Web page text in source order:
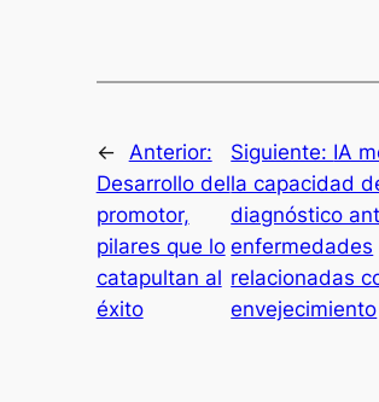
← Anterior:
Desarrollo del
promotor,
pilares que lo
catapultan al
éxito
Siguiente: IA
la capacidad
diagnóstico
enfermedades
relacionadas
envejecimiento